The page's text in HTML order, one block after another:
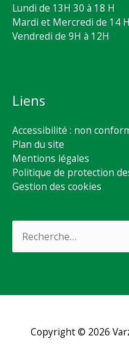
Lundi de 13H 30 à 18 H
Mardi et Mercredi de 14
Vendredi de 9H à 12H
Liens
Accessibilité : non
Plan du site
Mentions légales
Politique de protection
Gestion des cookies
Copyright © 2026